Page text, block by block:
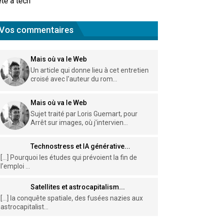
commentaires
Mais où va le Web
Un article qui donne lieu à cet entretien
croisé avec l'auteur du rom...
Mais où va le Web
Sujet traité par Loris Guemart, pour
Arrêt sur images, où j'intervien...
Technostress et IA générative...
[…] Pourquoi les études qui prévoient la fin de
l’emploi ...
Satellites et astrocapitalism...
[…] la conquête spatiale, des fusées nazies aux
astrocapitalist...